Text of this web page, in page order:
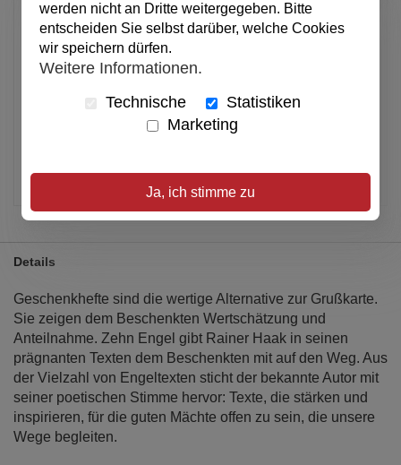
In den Warenkorb
Alle Preise inkl. MwSt.
Details
Geschenkhefte sind die wertige Alternative zur Grußkarte.
Sie zeigen dem Beschenkten Wertschätzung und
Anteilnahme. Zehn Engel gibt Rainer Haak in seinen
prägnanten Texten dem Beschenkten mit auf den Weg. Aus
der Vielzahl von Engeltexten sticht der bekannte Autor mit
seiner poetischen Stimme hervor: Texte, die stärken und
inspirieren, für die guten Mächte offen zu sein, die unsere
Wege begleiten.
werden nicht an Dritte weitergegeben. Bitte
entscheiden Sie selbst darüber, welche Cookies
wir speichern dürfen.
Weitere Informationen.
Technische
Statistiken
Marketing
Ja, ich stimme zu